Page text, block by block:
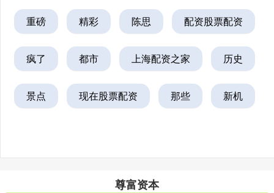
重磅 精彩 陈思 配资股票配资
疯了 都市 上海配资之家 历史
景点 现在股票配资 那些 新机
尊富资本